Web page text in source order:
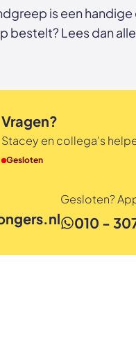
is een
bestelt? Lees dan
Vragen?
Stacey en collega's
Gesloten
Gesloten?
010 -